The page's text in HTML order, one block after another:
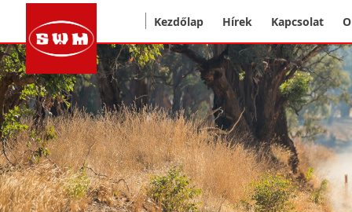
Kezdőlap Hírek Kapcsolat